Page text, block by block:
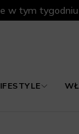
tym tygodniu